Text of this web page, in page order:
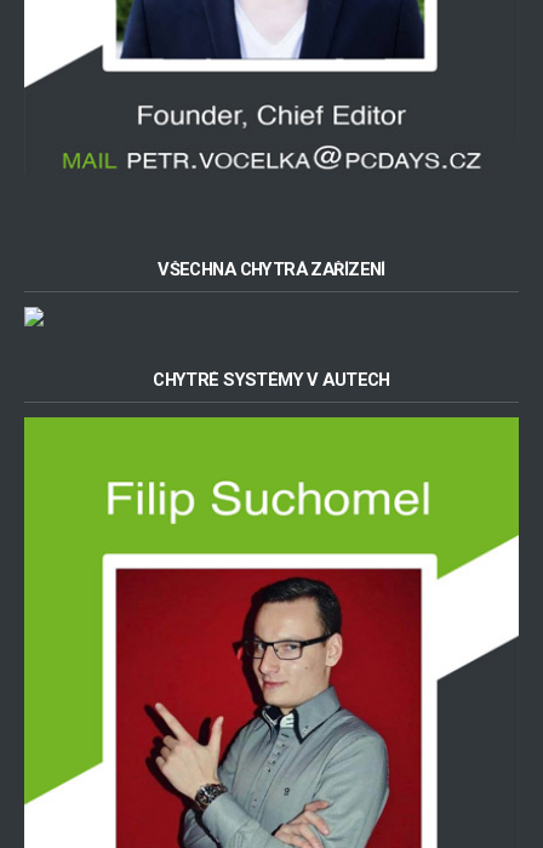
VŠECHNA CHYTRÁ ZAŘÍZENÍ
CHYTRÉ SYSTÉMY V AUTECH